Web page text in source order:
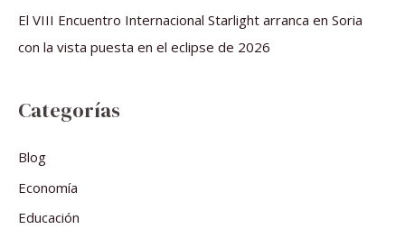
El VIII Encuentro Internacional Starlight arranca en Soria
con la vista puesta en el eclipse de 2026
Categorías
Blog
Economía
Educación